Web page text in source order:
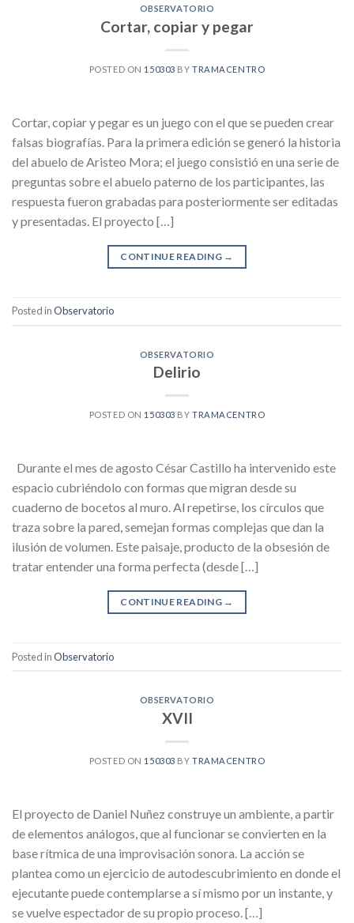
OBSERVATORIO
Cortar, copiar y pegar
POSTED ON 150303 BYTRAMACENTRO
Cortar, copiar y pegar es un juego con el que se pueden crear
falsas biografías. Para la primera edición se generó la historia
del abuelo de Aristeo Mora; el juego consistió en una serie de
preguntas sobre el abuelo paterno de los participantes, las
respuesta fueron grabadas para posteriormente ser editadas
y presentadas. El proyecto […]
CONTINUE READING →
Posted inObservatorio
OBSERVATORIO
Delirio
POSTED ON 150303 BYTRAMACENTRO
Durante el mes de agosto César Castillo ha intervenido este
espacio cubriéndolo con formas que migran desde su
cuaderno de bocetos al muro. Al repetirse, los círculos que
traza sobre la pared, semejan formas complejas que dan la
ilusión de volumen. Este paisaje, producto de la obsesión de
tratar entender una forma perfecta (desde […]
CONTINUE READING →
Posted inObservatorio
OBSERVATORIO
XVII
POSTED ON 150303 BYTRAMACENTRO
El proyecto de Daniel Nuñez construye un ambiente, a partir
de elementos análogos, que al funcionar se convierten en la
base rítmica de una improvisación sonora. La acción se
plantea como un ejercicio de autodescubrimiento en donde el
ejecutante puede contemplarse a sí mismo por un instante, y
se vuelve espectador de su propio proceso. […]